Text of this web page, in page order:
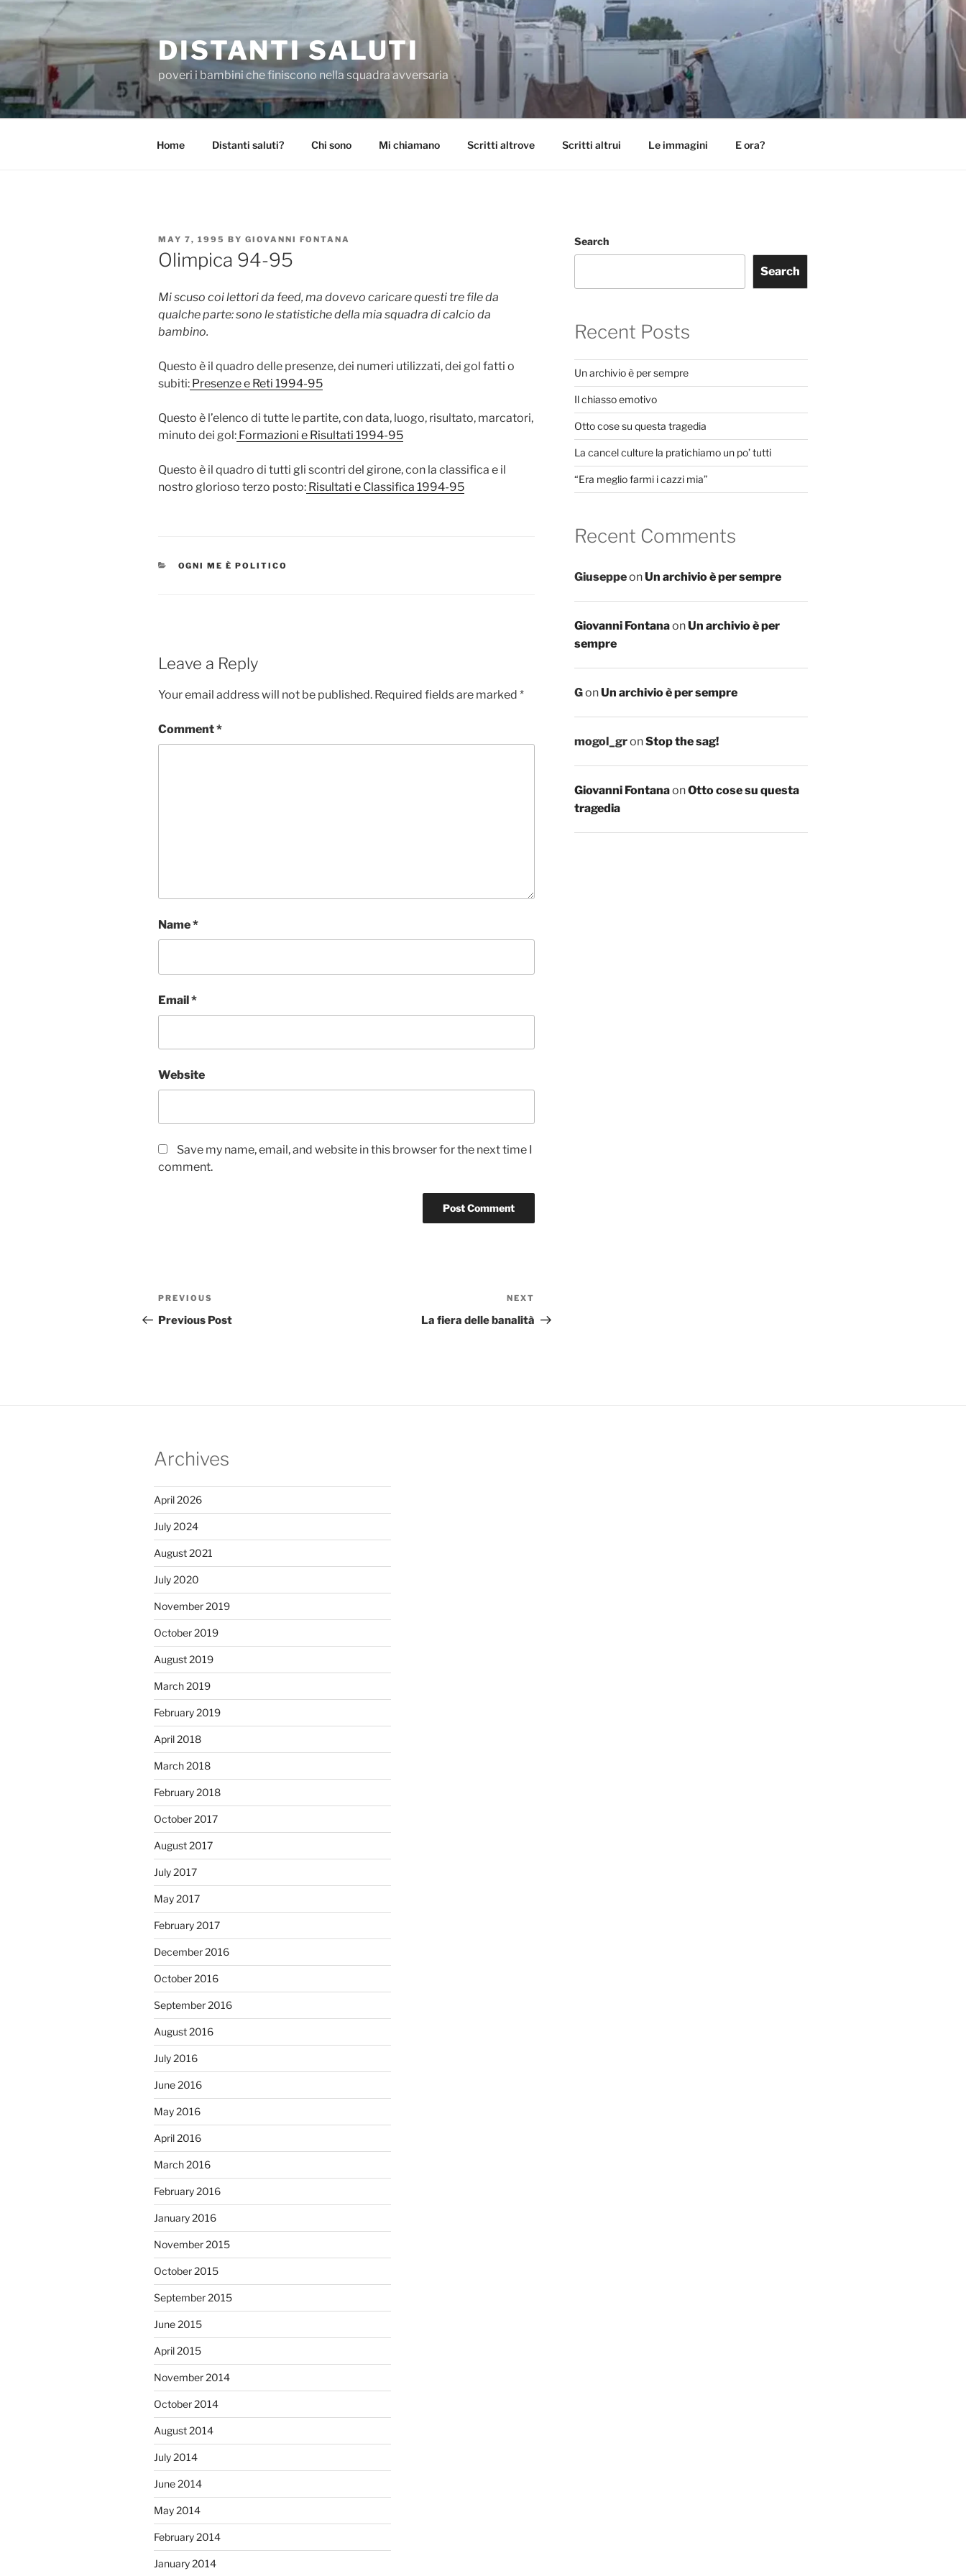
content
DISTANTI SALUTI
poveri i bambini che finiscono nella squadra avversaria
Home Distanti saluti? Chi sono Mi chiamano Scritti altrove Scritti altrui Le immagini E ora?
POSTED
ON
MAY 7, 1995 BY GIOVANNI FONTANA
Olimpica 94-95
Mi scuso coi lettori da feed, ma dovevo caricare questi tre file da
qualche parte: sono le statistiche della mia squadra di calcio da
bambino.
Questo è il quadro delle presenze, dei numeri utilizzati, dei gol fatti o
subiti: Presenze e Reti 1994-95
Questo è l’elenco di tutte le partite, con data, luogo, risultato, marcatori,
minuto dei gol: Formazioni e Risultati 1994-95
Questo è il quadro di tutti gli scontri del girone, con la classifica e il
nostro glorioso terzo posto: Risultati e Classifica 1994-95
CATEGORIES
OGNI ME È POLITICO
Leave a Reply
Your email address will not be published. Required fields are marked *
Comment*
Name*
Email*
Website
Save my name, email, and website in this browser for the next time I
comment.
Post
navigation
Previous
Post
PREVIOUS
Previous Post
Post
NEXT
La fiera delle banalità
Search
Search
Recent Posts
Un archivio è per sempre
Il chiasso emotivo
Otto cose su questa tragedia
La cancel culture la pratichiamo un po’ tutti
“Era meglio farmi i cazzi mia”
Recent Comments
GiuseppeonUn archivio è per sempre
Giovanni FontanaonUn archivio è per
sempre
GonUn archivio è per sempre
mogol_gronStop the sag!
Giovanni FontanaonOtto cose su questa
tragedia
Archives
April 2026
July 2024
August 2021
July 2020
November 2019
October 2019
August 2019
March 2019
February 2019
April 2018
March 2018
February 2018
October 2017
August 2017
July 2017
May 2017
February 2017
December 2016
October 2016
September 2016
August 2016
July 2016
June 2016
May 2016
April 2016
March 2016
February 2016
January 2016
November 2015
October 2015
September 2015
June 2015
April 2015
November 2014
October 2014
August 2014
July 2014
June 2014
May 2014
February 2014
January 2014